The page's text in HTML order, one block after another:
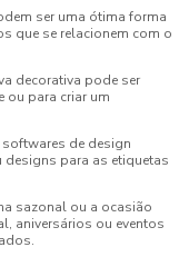
ser uma ótima forma
que se relacionem com o
decorativa pode ser
ou para criar um
de design
para as etiquetas
sazonal ou a ocasião
aniversários ou eventos